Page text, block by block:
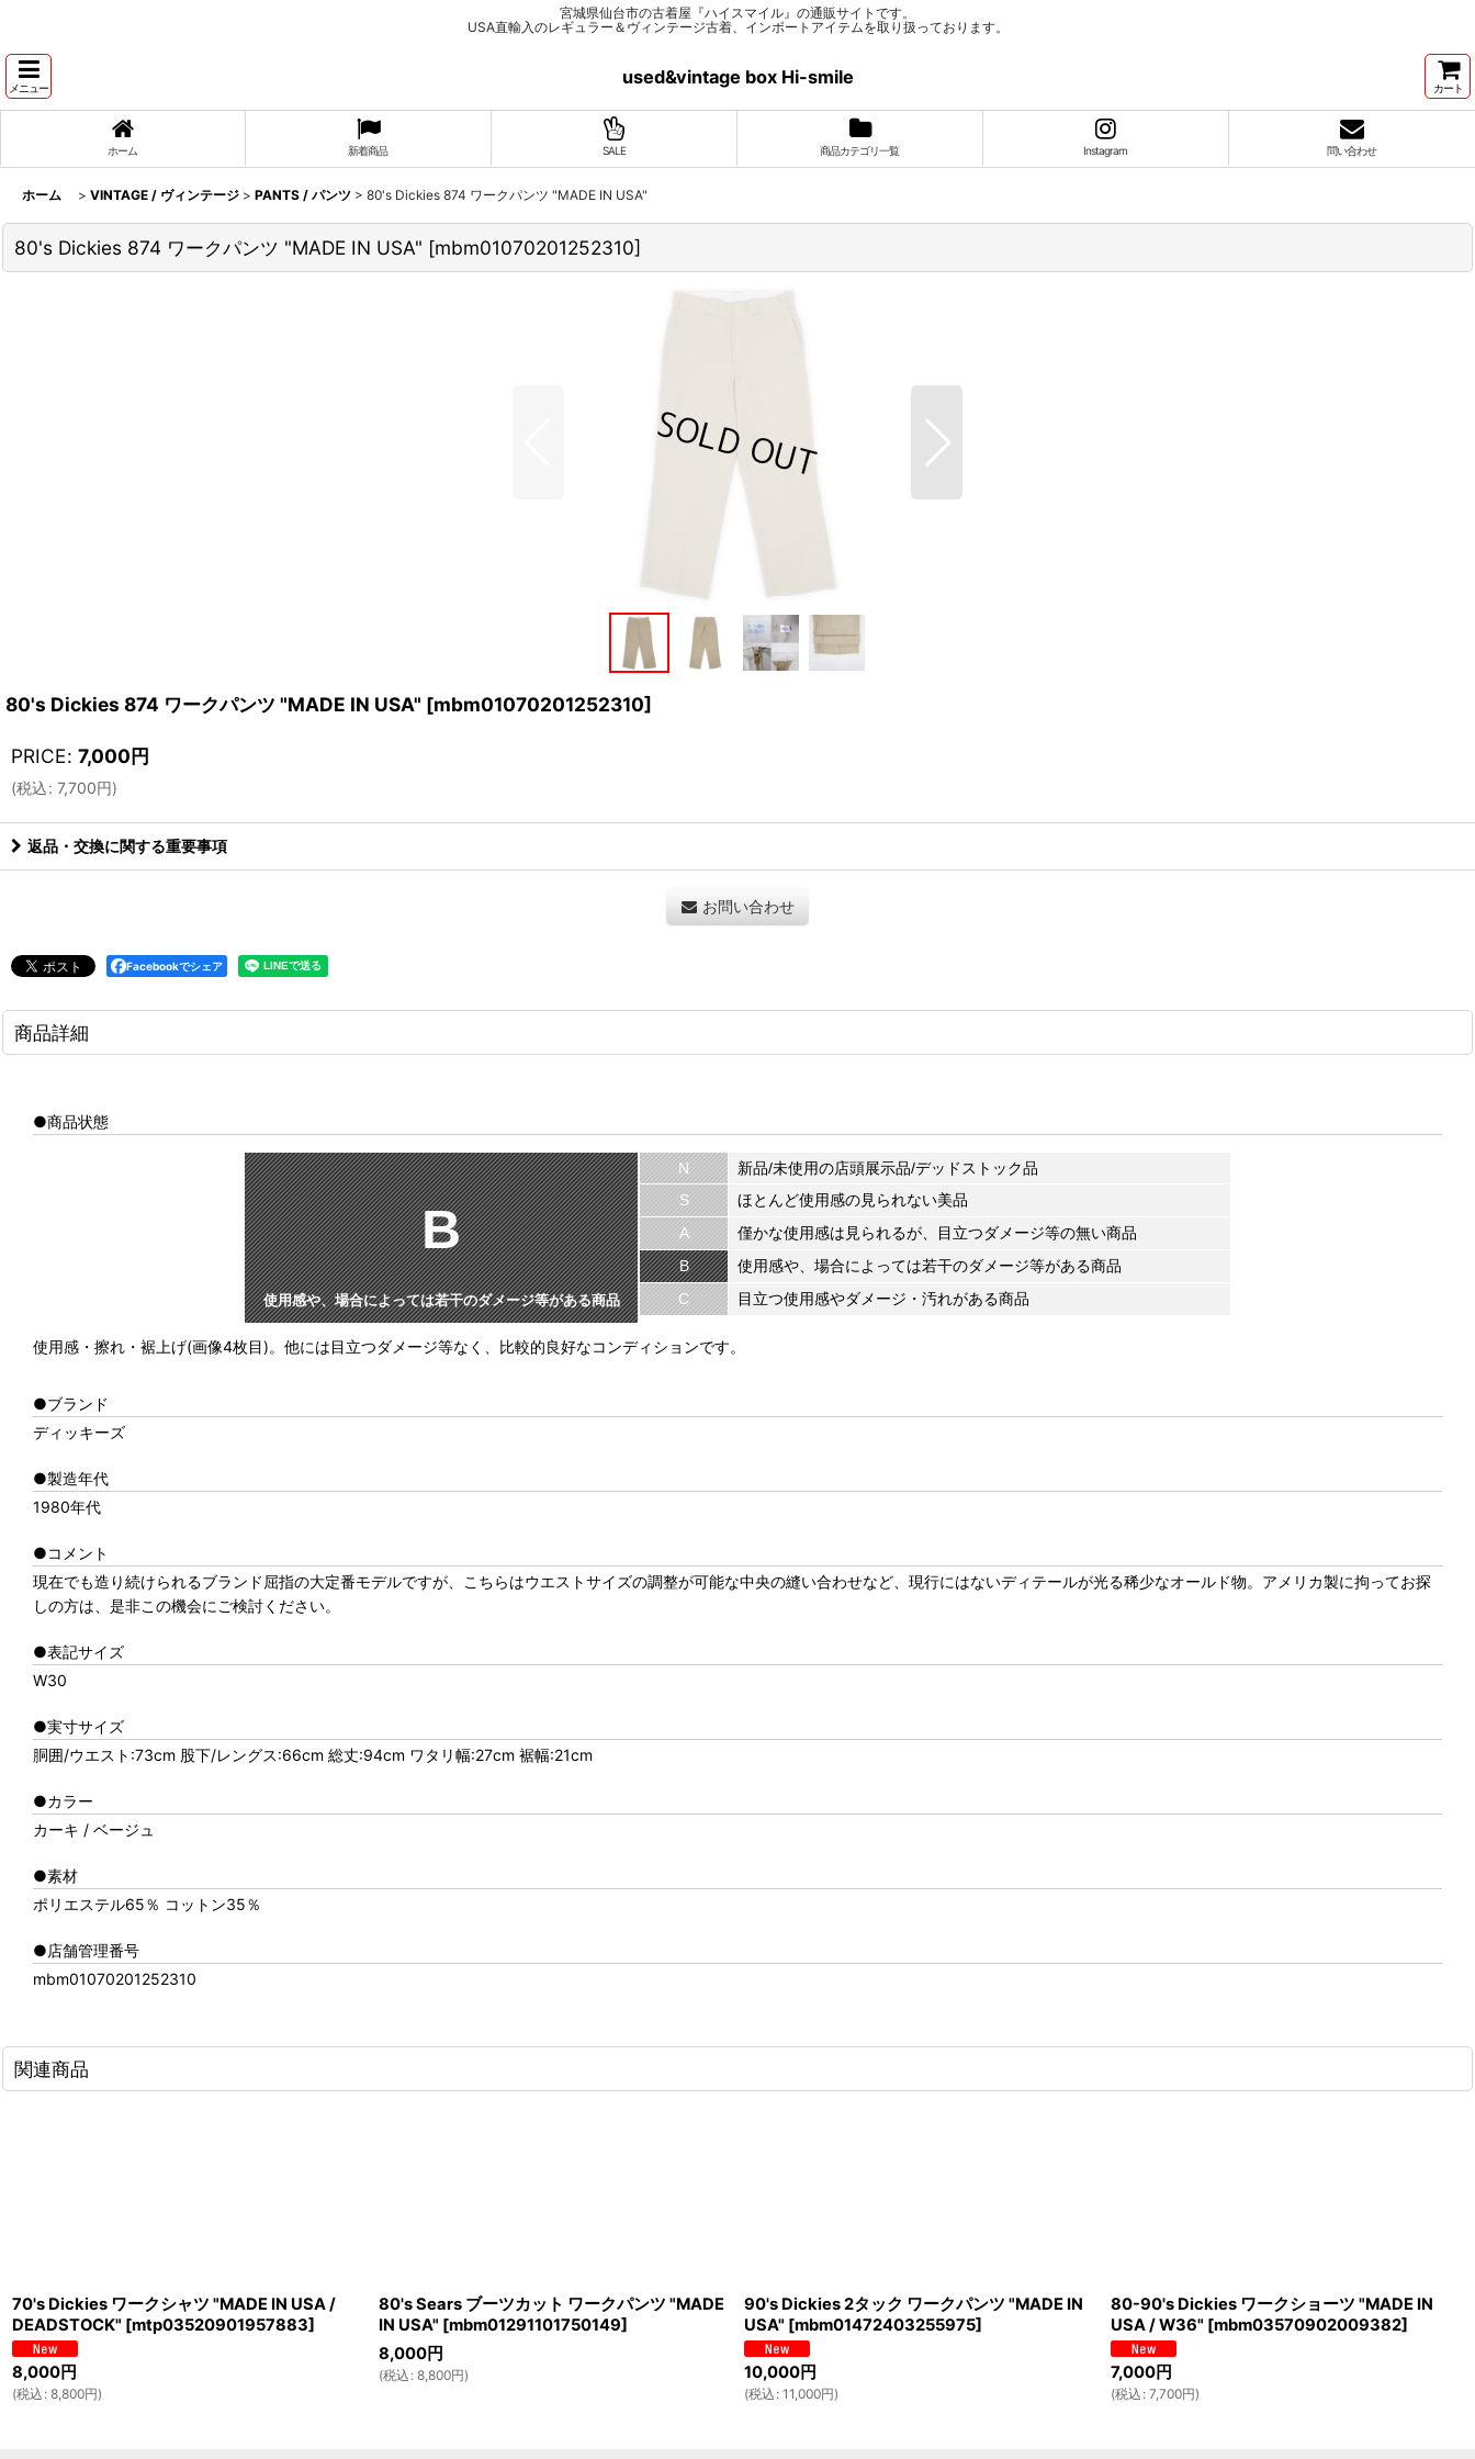
宮城県仙台市の古着屋『ハイスマイル』の通販サイトです。
USA直輸入のレギュラー＆ヴィンテージ古着、インポートアイテムを取り扱っております。
メニュー
used&vintage box Hi-smile
カート
ホーム 新着商品 SALE 商品カテゴリ一覧 Instagram 問い合わせ
ホーム > VINTAGE / ヴィンテージ > PANTS / パンツ > 80's Dickies 874 ワークパンツ "MADE IN USA"
80's Dickies 874 ワークパンツ "MADE IN USA" [mbm01070201252310]
80's Dickies 874 ワークパンツ "MADE IN USA" [mbm01070201252310]
PRICE: 7,000円
(税込: 7,700円)
返品・交換に関する重要事項
お問い合わせ
Facebookでシェア
商品詳細
●商品状態
B
使用感や、場合によっては若干のダメージ等がある商品
N
新品/未使用の店頭展示品/デッドストック品
S
ほとんど使用感の見られない美品
A
僅かな使用感は見られるが、目立つダメージ等の無い商品
B
使用感や、場合によっては若干のダメージ等がある商品
C
目立つ使用感やダメージ・汚れがある商品
使用感・擦れ・裾上げ(画像4枚目)。他には目立つダメージ等なく、比較的良好なコンディションです。
●ブランド
ディッキーズ
●製造年代
1980年代
●コメント
現在でも造り続けられるブランド屈指の大定番モデルですが、こちらはウエストサイズの調整が可能な中央の縫い合わせなど、現行にはないディテールが光る稀少なオールド物。アメリカ製に拘ってお探
しの方は、是非この機会にご検討ください。
●表記サイズ
W30
●実寸サイズ
胴囲/ウエスト:73cm 股下/レングス:66cm 総丈:94cm ワタリ幅:27cm 裾幅:21cm
●カラー
カーキ / ベージュ
●素材
ポリエステル65％ コットン35％
●店舗管理番号
mbm01070201252310
関連商品
70's Dickies ワークシャツ "MADE IN USA /
DEADSTOCK" [mtp03520901957883]
8,000円
(税込 : 8,800円)
80's Sears ブーツカット ワークパンツ "MADE
IN USA" [mbm01291101750149]
8,000円
(税込 : 8,800円)
90's Dickies 2タック ワークパンツ "MADE IN
USA" [mbm01472403255975]
10,000円
(税込 : 11,000円)
80-90's Dickies ワークショーツ "MADE IN
USA / W36" [mbm03570902009382]
7,000円
(税込 : 7,700円)